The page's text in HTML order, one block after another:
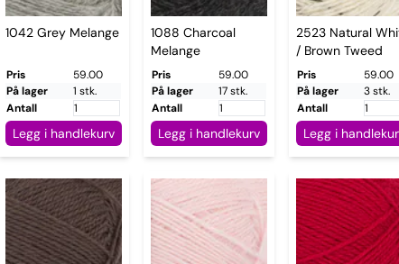
1042 Grey Melange
Pris
59.00
På lager
1 stk.
Antall
Legg i handlekurv
1088 Charcoal
Melange
Pris
59.00
På lager
17 stk.
Antall
Legg i handlekurv
2523 Natural
/ Brown Tweed
Pris
59.00
På lager
3 stk.
Antall
Legg i